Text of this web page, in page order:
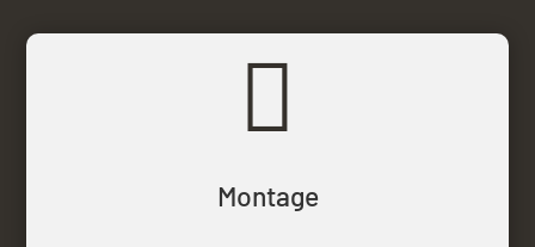

Montage